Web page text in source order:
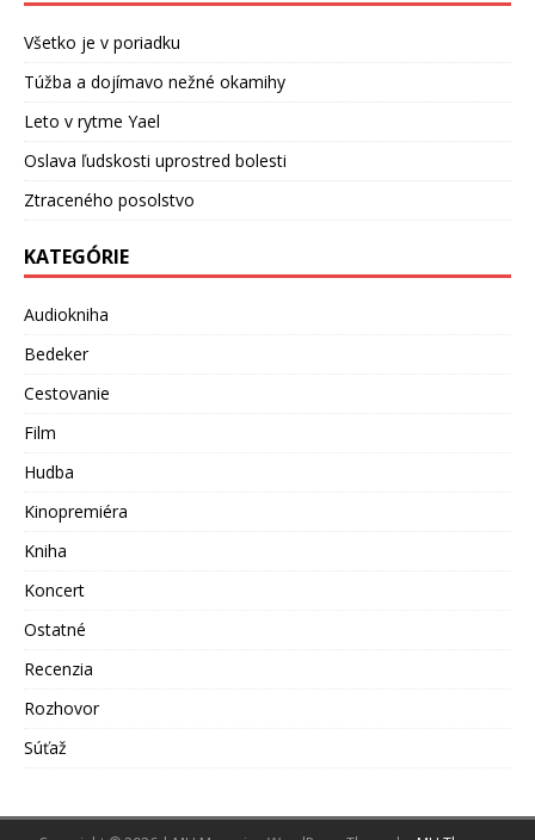
Všetko je v poriadku
Túžba a dojímavo nežné okamihy
Leto v rytme Yael
Oslava ľudskosti uprostred bolesti
Ztraceného posolstvo
KATEGÓRIE
Audiokniha
Bedeker
Cestovanie
Film
Hudba
Kinopremiéra
Kniha
Koncert
Ostatné
Recenzia
Rozhovor
Súťaž